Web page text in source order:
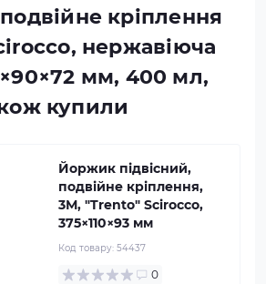
кріплення
нержавіюча
мм, 400 мл,
купили
Йоржик підвісний,
подвійне кріплення,
3М, "Trento" Scirocco,
375×110×93 мм
Код товару: 54437
0